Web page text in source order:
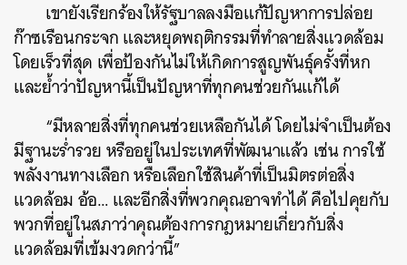
เขายังเรียกร้องให้รัฐบาลลงมือแก้ปัญหาการปล่อย
ก๊าซเรือนกระจก และหยุดพฤติกรรมที่ทำลายสิ่งแวดล้อม
โดยเร็วที่สุด เพื่อป้องกันไม่ให้เกิดการสูญพันธุ์ครั้งที่หก
และย้ำว่าปัญหานี้เป็นปัญหาที่ทุกคนช่วยกันแก้ได้
“มีหลายสิ่งที่ทุกคนช่วยเหลือกันได้ โดยไม่จำเป็นต้อง
มีฐานะร่ำรวย หรืออยู่ในประเทศที่พัฒนาแล้ว เช่น การใช้
พลังงานทางเลือก หรือเลือกใช้สินค้าที่เป็นมิตรต่อสิ่ง
แวดล้อม อ้อ… และอีกสิ่งที่พวกคุณอาจทำได้ คือไปคุยกับ
พวกที่อยู่ในสภาว่าคุณต้องการกฎหมายเกี่ยวกับสิ่ง
แวดล้อมที่เข้มงวดกว่านี้”